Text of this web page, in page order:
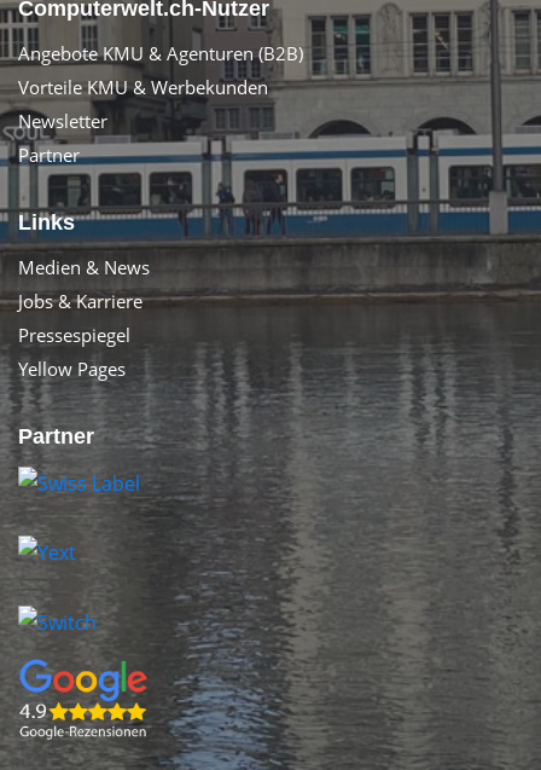
Computerwelt.ch-Nutzer
Angebote KMU & Agenturen (B2B)
Vorteile KMU & Werbekunden
Newsletter
Partner
Links
Medien & News
Jobs & Karriere
Pressespiegel
Yellow Pages
Partner